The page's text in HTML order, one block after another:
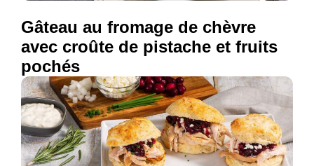
Gâteau au fromage de chèvre
avec croûte de pistache et fruits
pochés